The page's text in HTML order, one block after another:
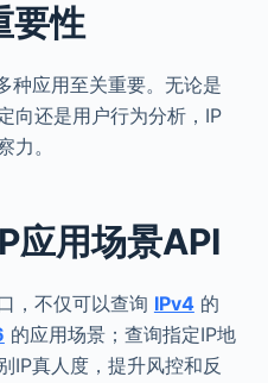
要性
种应用至关重要。无论是
向还是用户行为分析，IP
力。
应用场景API
，不仅可以查询 IPv4的
的应用场景；查询指定IP地
IP真人度，提升风控和反